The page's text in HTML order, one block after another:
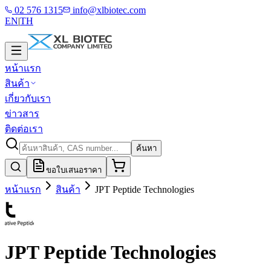
02 576 1315
info@xlbiotec.com
EN|TH
หน้าแรก
สินค้า
เกี่ยวกับเรา
ข่าวสาร
ติดต่อเรา
ค้นหา
ขอใบเสนอราคา
หน้าแรก สินค้า JPT Peptide Technologies
JPT Peptide Technologies